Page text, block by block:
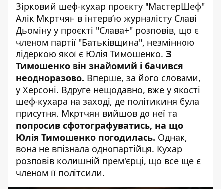
Зірковий шеф-кухар проєкту "МастерШеф"
Алік Мкртчян в інтервʼю журналісту Славі
Дьоміну у проєкті "Слава+" розповів, що є
членом партії "Батьківщина", незмінною
лідеркою якої є Юлія Тимошенко. З
Тимошенко він знайомий і бачився
неодноразово. Вперше, за його словами,
у Херсоні. Вдруге нещодавно, вже у якості
шеф-кухара на заході, де політикиня була
присутня. Мкртчян вийшов до неї та
попросив сфотографуватись, на що
Юлія Тимошенко погодилась. Однак,
вона не впізнала однопартійця. Кухар
розповів колишній прем'єрці, що все ще є
членом її політсили.